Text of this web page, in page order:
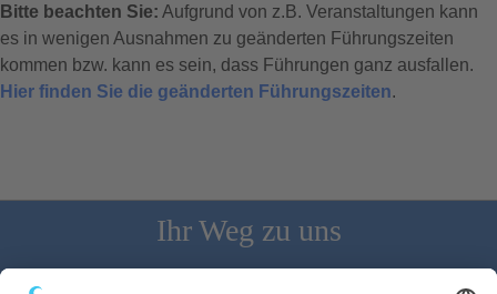
Bitte beachten Sie: Aufgrund von z.B. Veranstaltungen kann
es in wenigen Ausnahmen zu geänderten Führungszeiten
kommen bzw. kann es sein, dass Führungen ganz ausfallen.
Hier finden Sie die geänderten Führungszeiten.
Ihr Weg zu uns
Schloss Bürgeln, 79418 Schliengen | Telefon: 07626/237 | E-